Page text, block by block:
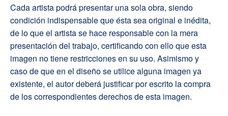
Cada artista podrá presentar una sola obra, siendo
condición indispensable que ésta sea original e inédita,
de lo que el artista se hace responsable con la mera
presentación del trabajo, certificando con ello que esta
imagen no tiene restricciones en su uso. Asimismo y
caso de que en el diseño se utilice alguna imagen ya
existente, el autor deberá justificar por escrito la compra
de los correspondientes derechos de esta imagen.